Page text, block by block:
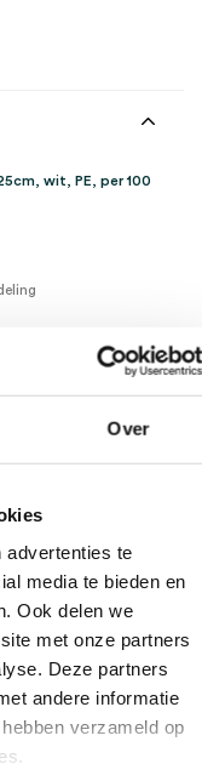
Over
advertenties te
media te bieden en
Ook delen we
met onze partners
Deze partners
andere informatie
verzameld op
wit, PE, per 100
verzonden